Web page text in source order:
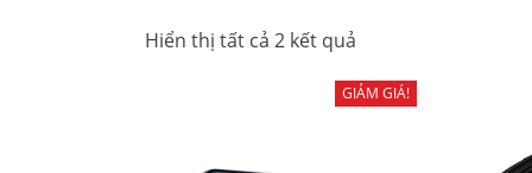
Hiển thị tất cả 2 kết quả
GIẢM GIÁ!